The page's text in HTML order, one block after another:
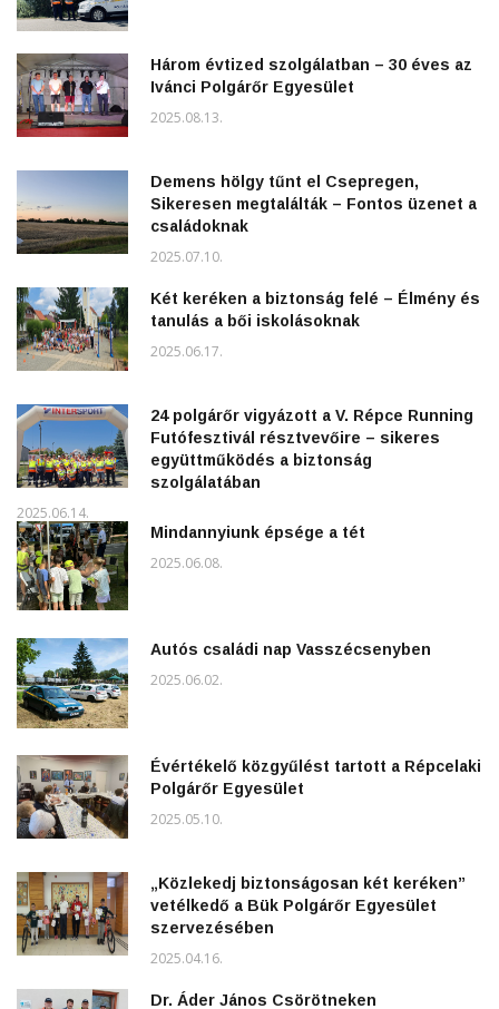
Három évtized szolgálatban – 30 éves az
Ivánci Polgárőr Egyesület
2025.08.13.
Demens hölgy tűnt el Csepregen,
Sikeresen megtalálták – Fontos üzenet a
családoknak
2025.07.10.
Két keréken a biztonság felé – Élmény és
tanulás a bői iskolásoknak
2025.06.17.
24 polgárőr vigyázott a V. Répce Running
Futófesztivál résztvevőire – sikeres
együttműködés a biztonság
szolgálatában
2025.06.14.
Mindannyiunk épsége a tét
2025.06.08.
Autós családi nap Vasszécsenyben
2025.06.02.
Évértékelő közgyűlést tartott a Répcelaki
Polgárőr Egyesület
2025.05.10.
„Közlekedj biztonságosan két keréken”
vetélkedő a Bük Polgárőr Egyesület
szervezésében
2025.04.16.
Dr. Áder János Csörötneken